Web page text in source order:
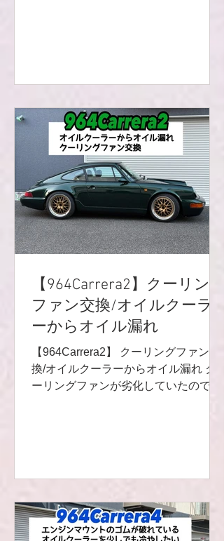
🙌 年式的にもカチカチなのと、ホース
が痩せてカシメから漏れる症例も多い
ので、最近交換案件がとても増えてい
ます😸 何かあってからでは遅いガソリ
ンのラインなので、総交換すると気持
ち良いですよね🌟 アンダーカバーを外
した際に、クリップナット類が無かっ
たので新品を装着しています👍 また、
クランクケースから垂れているオイル
漏れはエンジンルームの奥から伝って
いました(^^) こちらもかなりあるある
のオイル漏れ♬ クランクケース上の位
置にある、ブローバイキャップのカバ
ーと、プレッシャースイッチのOリン
グ交換です😸 オイル漏れもなくなりス
ッキリ💓 クランクケースの合わせ目か
【964Carrera2】クーリング
ファン交換/オイルクーラ
ーからオイル漏れ
【964Carrera2】 クーリングファン交
換/オイルクーラーからオイル漏れ ク
ーリングファンが劣化していたので交
そして、オイルクーラー付近からオイ
ルが漏れているとの事💦 ホースかな？
と思いきや、オイルクーラー本体から